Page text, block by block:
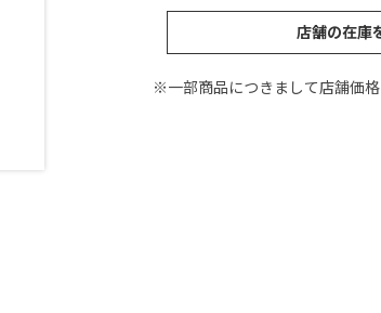
店舗の在庫
※一部商品につきまして店舗価